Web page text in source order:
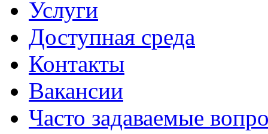
Услуги
Доступная среда
Контакты
Вакансии
Часто задаваемые